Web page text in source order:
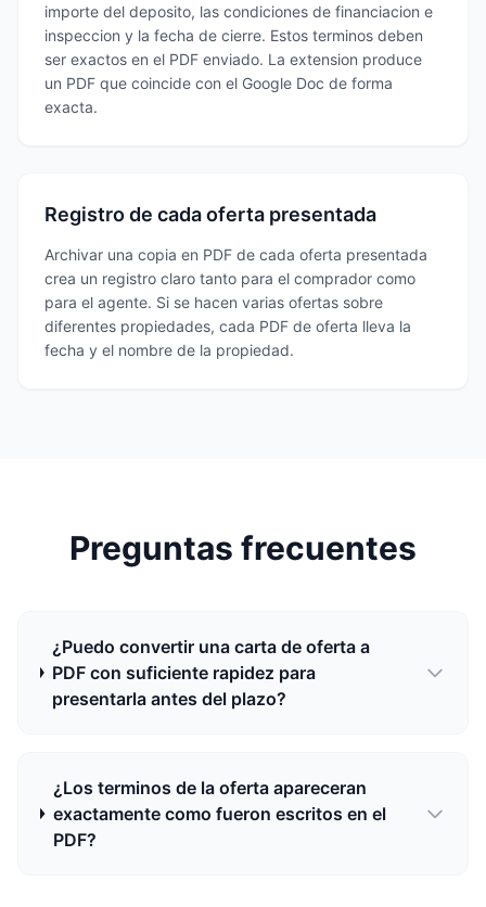
importe del deposito, las condiciones de financiacion e
inspeccion y la fecha de cierre. Estos terminos deben
ser exactos en el PDF enviado. La extension produce
un PDF que coincide con el Google Doc de forma
exacta.
Registro de cada oferta presentada
Archivar una copia en PDF de cada oferta presentada
crea un registro claro tanto para el comprador como
para el agente. Si se hacen varias ofertas sobre
diferentes propiedades, cada PDF de oferta lleva la
fecha y el nombre de la propiedad.
Preguntas frecuentes
¿Puedo convertir una carta de oferta a
PDF con suficiente rapidez para
presentarla antes del plazo?
¿Los terminos de la oferta apareceran
exactamente como fueron escritos en el
PDF?